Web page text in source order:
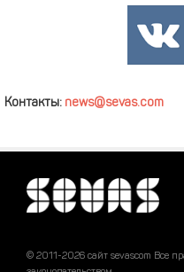
Контакты: news@sevas.com
© 2011-2026 сайт sevascom Все